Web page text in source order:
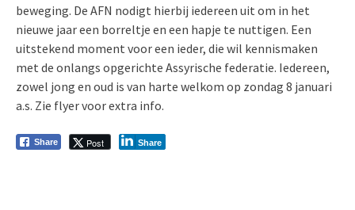
beweging. De AFN nodigt hierbij iedereen uit om in het
nieuwe jaar een borreltje en een hapje te nuttigen. Een
uitstekend moment voor een ieder, die wil kennismaken
met de onlangs opgerichte Assyrische federatie. Iedereen,
zowel jong en oud is van harte welkom op zondag 8 januari
a.s. Zie flyer voor extra info.
Share Post Share